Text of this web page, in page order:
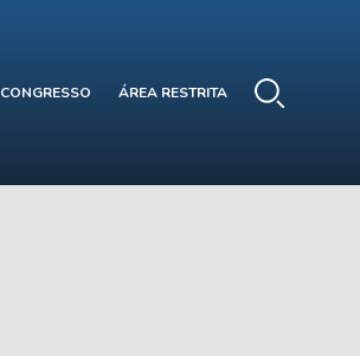
CONGRESSO ÁREA RESTRITA